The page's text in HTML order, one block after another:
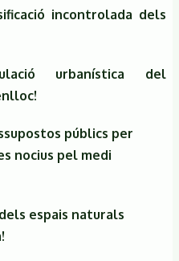
incontrolada dels
urbanística del
públics per
nocius pel medi
espais naturals